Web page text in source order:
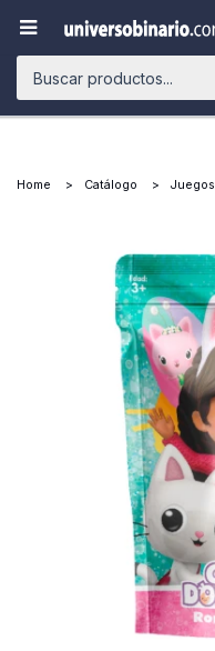

Home Catálogo Juegos